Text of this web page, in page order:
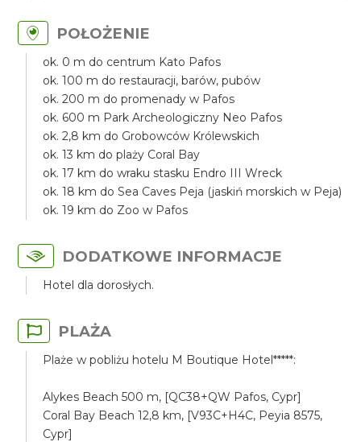
POŁOŻENIE
ok. 0 m do centrum Kato Pafos
ok. 100 m do restauracji, barów, pubów
ok. 200 m do promenady w Pafos
ok. 600 m Park Archeologiczny Neo Pafos
ok. 2,8 km do Grobowców Królewskich
ok. 13 km do plaży Coral Bay
ok. 17 km do wraku stasku Endro III Wreck
ok. 18 km do Sea Caves Peja (jaskiń morskich w Peja)
ok. 19 km do Zoo w Pafos
DODATKOWE INFORMACJE
Hotel dla dorosłych.
PLAŻA
Plaże w pobliżu hotelu M Boutique Hotel*****:
Alykes Beach 500 m, [QC38+QW Pafos, Cypr]
Coral Bay Beach 12,8 km, [V93C+H4C, Peyia 8575,
Cypr]